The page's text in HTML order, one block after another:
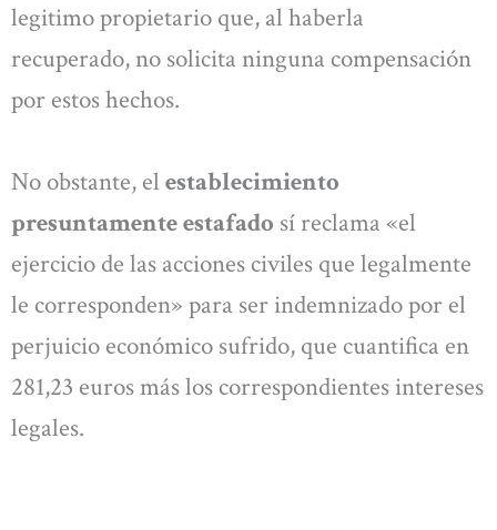
legitimo propietario que, al haberla
recuperado, no solicita ninguna compensación
por estos hechos.
No obstante, el establecimiento
presuntamente estafado sí reclama «el
ejercicio de las acciones civiles que legalmente
le corresponden» para ser indemnizado por el
perjuicio económico sufrido, que cuantifica en
281,23 euros más los correspondientes intereses
legales.